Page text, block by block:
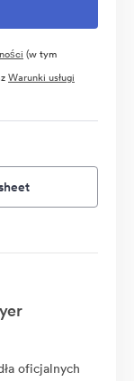
(w tym
Warunki usługi
oficjalnych